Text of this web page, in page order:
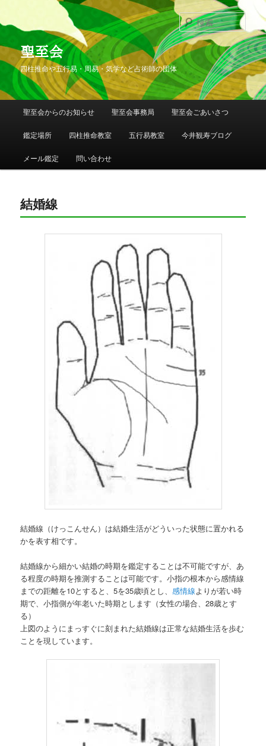
聖至会
四柱推命や五行易・周易・気学など占術師の団体
索
メインメニュー
メインコンテンツへ移動
サブコンテンツへ移動
聖至会からのお知らせ 聖至会事務局 聖至会ごあいさつ
鑑定場所 四柱推命教室 五行易教室 今井観寿ブログ
メール鑑定 問い合わせ
結婚線
結婚線（けっこんせん）は結婚生活がどういった状態に置かれる
かを表す相です。
結婚線から細かい結婚の時期を鑑定することは不可能ですが、あ
る程度の時期を推測することは可能です。小指の根本から感情線
までの距離を10とすると、5を35歳頃とし、感情線よりが若い時
期で、小指側が年老いた時期とします（女性の場合、28歳とす
る）
上図のようにまっすぐに刻まれた結婚線は正常な結婚生活を歩む
ことを現しています。